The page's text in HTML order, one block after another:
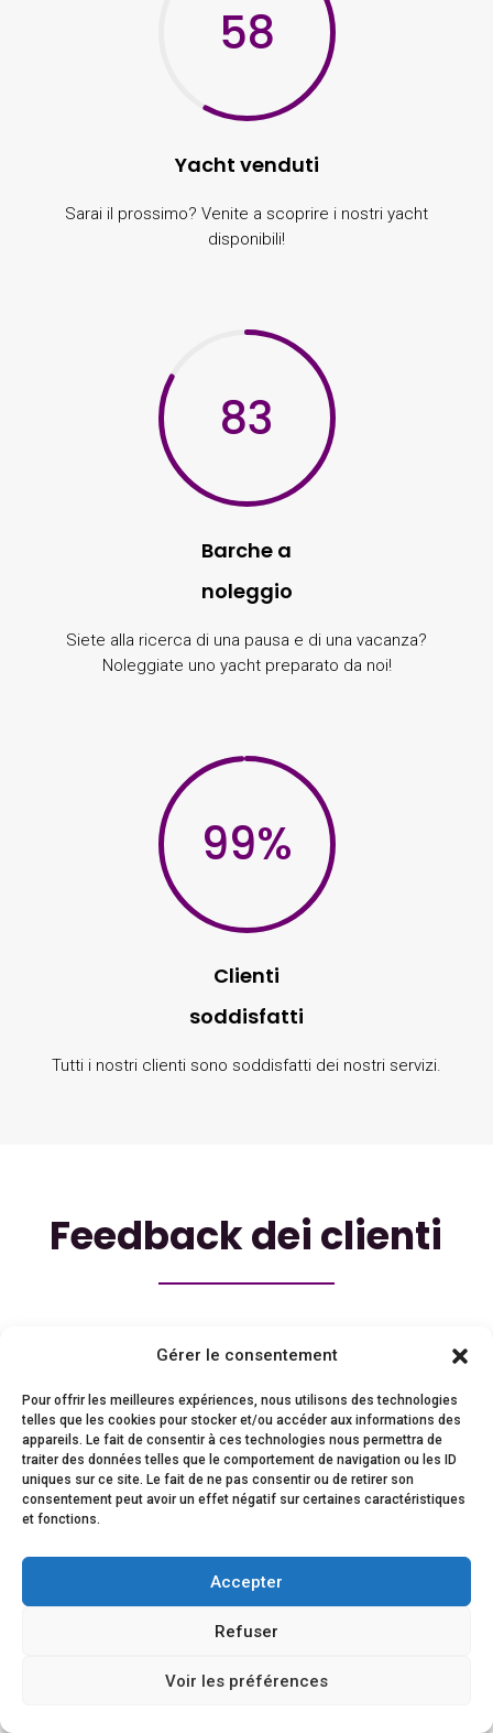
Gérer le consentement
Pour offrir les meilleures expériences, nous utilisons des technologies
telles que les cookies pour stocker et/ou accéder aux informations des
appareils. Le fait de consentir à ces technologies nous permettra de
traiter des données telles que le comportement de navigation ou les ID
uniques sur ce site. Le fait de ne pas consentir ou de retirer son
consentement peut avoir un effet négatif sur certaines caractéristiques
et fonctions.
Accepter
Refuser
Voir les préférences
58
Yacht venduti
Sarai il prossimo? Venite a scoprire i nostri yacht
disponibili!
83
Barche a
noleggio
Siete alla ricerca di una pausa e di una vacanza?
Noleggiate uno yacht preparato da noi!
99%
Clienti
soddisfatti
Tutti i nostri clienti sono soddisfatti dei nostri servizi.
Feedback dei clienti
loro fedeltà e dalla rinnovata fiducia nei nostri
confronti.